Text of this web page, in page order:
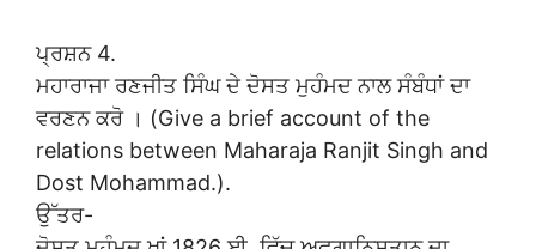
ਪ੍ਰਸ਼ਨ 4.
ਮਹਾਰਾਜਾ ਰਣਜੀਤ ਸਿੰਘ ਦੇ ਦੋਸਤ ਮੁਹੰਮਦ ਨਾਲ ਸੰਬੰਧਾਂ ਦਾ
ਵਰਣਨ ਕਰੋ । (Give a brief account of the
relations between Maharaja Ranjit Singh and
Dost Mohammad.).
ਉੱਤਰ-